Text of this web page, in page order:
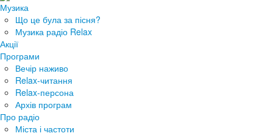
Музика
Що це була за пісня?
Музика радіо Relax
Акції
Програми
Вечір наживо
Relax-читання
Relax-персона
Архів програм
Про радіо
Міста і частоти